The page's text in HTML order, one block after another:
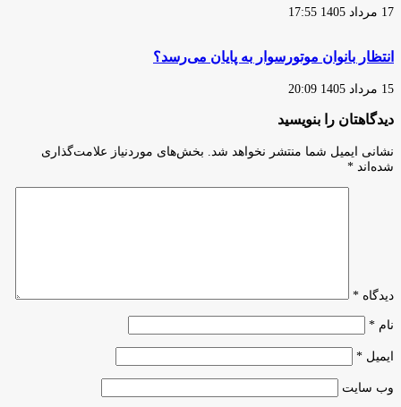
17 مرداد 1405 17:55
انتظار بانوان موتورسوار به پایان می‌رسد؟
15 مرداد 1405 20:09
دیدگاهتان را بنویسید
نشانی ایمیل شما منتشر نخواهد شد.
بخش‌های موردنیاز علامت‌گذاری
شده‌اند *
دیدگاه *
نام *
ایمیل *
وب‌ سایت